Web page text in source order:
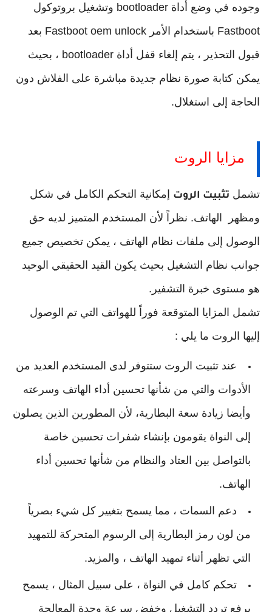
وجوده في وضع أداة bootloader وتشغيل بروتوكول
Fastboot باستخدام الأمر Fastboot oem unlock بعد
قبول التحذير ، يتم إلغاء قفل أداة bootloader ، بحيث
يمكن كتابة صورة نظام جديدة مباشرة على الفلاش دون
الحاجة إلى استغلال.
مزايا الروت
تشمل تثبيت الروت
إمكانية التحكم الكامل في شكل
ومظهر الهاتف. نظراً لأن المستخدم المتميز لديه حق
الوصول إلى ملفات نظام الهاتف ، يمكن تخصيص جميع
جوانب نظام التشغيل بحيث يكون القيد الحقيقي الوحيد
هو مستوى خبرة التشفير.
تشمل المزايا المتوقعة فوراً للهواتف التي تم الوصول
إليها الروت ما يلي :
عند تثبيت الروت ستتوفر لدى المستخدم العديد من
الأدوات والتي من شأنها تحسين أداء الهاتف وسرعته
وأيضا زيادة سعة البطارية، لأن المطورين الذين يصلون
إلى النواة يقومون بإنشاء شفرات تحسين خاصة
بالتواصل بين العتاد والنظام من شأنها تحسين أداء
الهاتف.
دعم السمات ، مما يسمح بتغيير كل شيء بصرياً
من لون رمز البطارية إلى الرسوم المتحركة للتمهيد
التي تظهر أثناء تمهيد الهاتف ، والمزيد.
تحكم كامل في النواة ، على سبيل المثال ، يسمح
برفع تردد التشغيل وخفض سرعة وحدة المعالجة